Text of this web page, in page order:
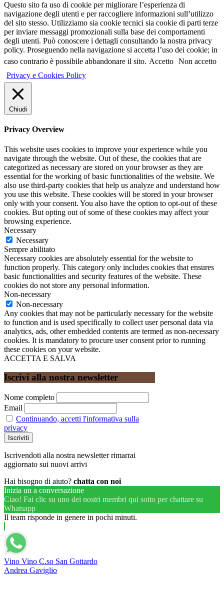
Questo sito fa uso di cookie per migliorare l’esperienza di
navigazione degli utenti e per raccogliere informazioni sull’utilizzo
del sito stesso. Utilizziamo sia cookie tecnici sia cookie di parti terze
per inviare messaggi promozionali sulla base dei comportamenti
degli utenti. Può conoscere i dettagli consultando la nostra privacy
policy. Proseguendo nella navigazione si accetta l’uso dei cookie; in
caso contrario è possibile abbandonare il sito. Accetto Non accetto
Privacy e Cookies Policy
Chiudi
Privacy Overview
This website uses cookies to improve your experience while you
navigate through the website. Out of these, the cookies that are
categorized as necessary are stored on your browser as they are
essential for the working of basic functionalities of the website. We
also use third-party cookies that help us analyze and understand how
you use this website. These cookies will be stored in your browser
only with your consent. You also have the option to opt-out of these
cookies. But opting out of some of these cookies may affect your
browsing experience.
Necessary
Necessary
Sempre abilitato
Necessary cookies are absolutely essential for the website to
function properly. This category only includes cookies that ensures
basic functionalities and security features of the website. These
cookies do not store any personal information.
Non-necessary
Non-necessary
Any cookies that may not be particularly necessary for the website
to function and is used specifically to collect user personal data via
analytics, ads, other embedded contents are termed as non-necessary
cookies. It is mandatory to procure user consent prior to running
these cookies on your website.
ACCETTA E SALVA
Iscrivi alla nostra newsletter
Nome completo
Email
Continuando, accetti l'informativa sulla
privacy
Iscrivendoti alla nostra newsletter rimarrai
aggiornato sui nuovi arrivi
Hai bisogno di aiuto? chatta con noi
Inizia un a conversazione
Ciao! Fai clic su uno dei nostri membri qui sotto per chattare su
Whatsapp
Il team risponde in genere in pochi minuti.
Vino Vino C.so San Gottardo
Andrea Gaviglio